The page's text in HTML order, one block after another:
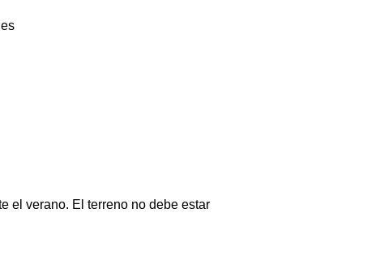
el verano. El terreno no debe estar